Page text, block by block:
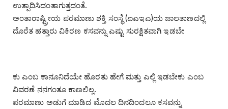
ಉತ್ಪಾದಿಸಿದಂತಾಗುತ್ತದಂತೆ.
ಅಂತಾರಾಷ್ಟ್ರೀಯ ಪರಮಾಣು ಶಕ್ತಿ ಸಂಸ್ಥೆ (ಐಎಇಎ)ಯ ಜಾಲತಾಣದಲ್ಲಿ
ದೊರೆತ ಹತ್ತಾರು ವಿಕಿರಣ ಕಸವನ್ನು ಎಷ್ಟು ಸುರಕ್ಷಿತವಾಗಿ ಇಡಬೇ
ಕು ಎಂಬ ಕಾನೂನಿದೆಯೇ ಹೊರತು ಹೇಗೆ ಮತ್ತು ಎಲ್ಲಿ ಇಡಬೇಕು ಎಂಬ
ವಿವರಣೆ ನನಗಂತೂ ಕಾಣಲಿಲ್ಲ.
ಪರಮಾಣು ಅಡುಗೆ ಮಾಡಿದ ಮೊದಲ ದಿನದಿಂದಲೂ ಕಸವನ್ನು